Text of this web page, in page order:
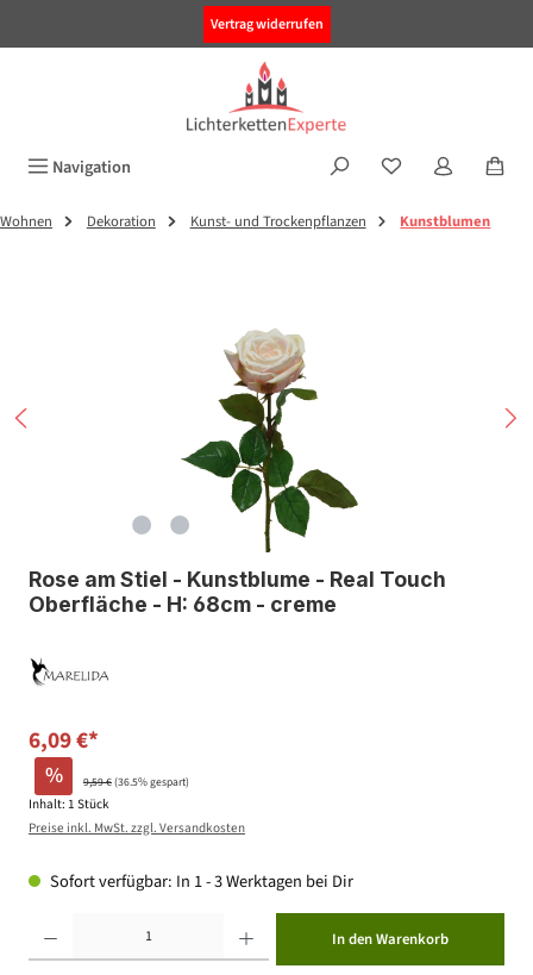
Vertrag widerrufen
Navigation
Wohnen Dekoration Kunst- und Trockenpflanzen Kunstblumen
Rose am Stiel - Kunstblume - Real Touch
Oberfläche - H: 68cm - creme
6,09 €*
% 9,59 €(36.5% gespart)
Inhalt: 1 Stück
Preise inkl. MwSt. zzgl. Versandkosten
Sofort verfügbar: In 1 - 3 Werktagen bei Dir
In den Warenkorb